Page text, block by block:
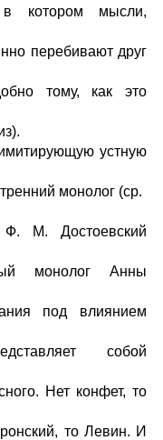
котором мысли,
перебивают друг
тому, как это
устную
монолог (ср.
М. Достоевский
монолог Анны
под влиянием
собой
Нет конфет, то
то Левин. И